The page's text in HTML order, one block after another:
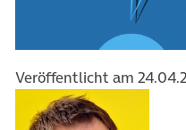
Veröffentlicht am